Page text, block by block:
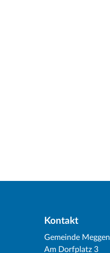
Kontakt
Gemeinde Meggen
Am Dorfplatz 3